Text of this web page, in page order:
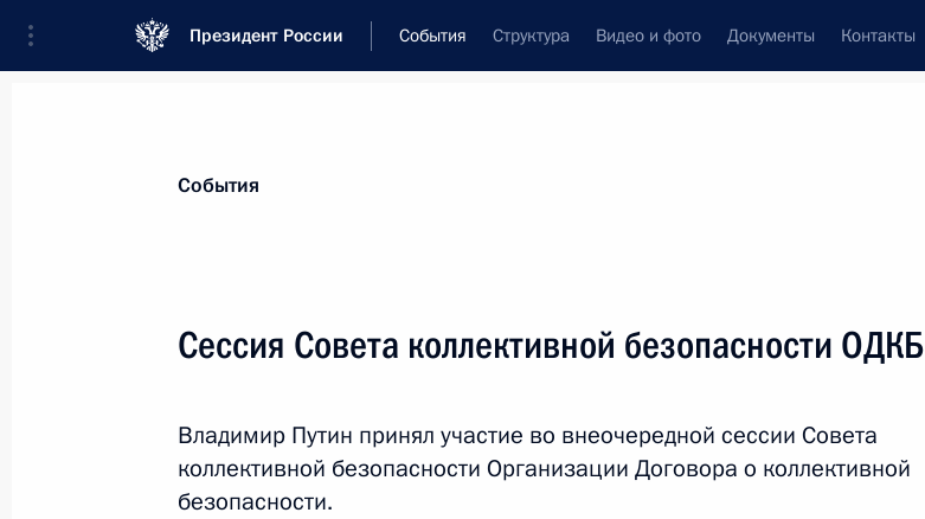
Президент России События Структура Видео и фото Документы Контакты
Новости
12 января 2022 года, 12:20 Москва, Кремль
События
Сессия Совета коллективной безопасности ОДКБ
Владимир Путин принял участие во внеочередной сессии Совета
коллективной безопасности Организации Договора о коллективной
безопасности.